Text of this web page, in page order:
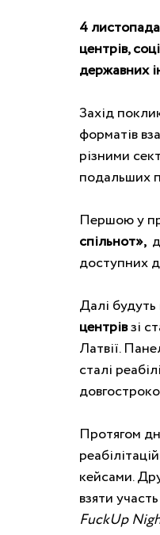
4 листопада
центрів,
державних
Захід
форматів
різними
подальших
Першою у
спільнот»,
доступних
Далі
центрів зі
Латвії.
сталі
Протягом
кейсами.
взяти
FuckUp